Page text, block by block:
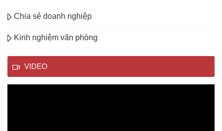
Chia sẻ doanh nghiệp
Kinh nghiệm văn phòng
VIDEO